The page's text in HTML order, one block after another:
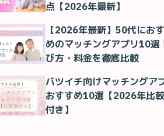
点【2026年最新】
【2026年最新】50代にお
めのマッチングアプリ10選
び方・料金を徹底比較
バツイチ向けマッチングア
おすすめ10選【2026年比
付き】